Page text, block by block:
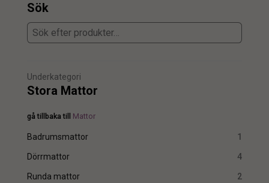
Sök
Underkategori
Stora Mattor
gå tillbaka till Mattor
Badrumsmattor 1
Dörrmattor 4
Runda mattor 2